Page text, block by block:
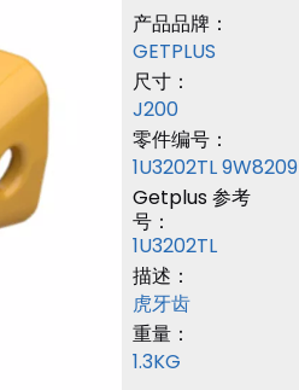
产品品牌：
GETPLUS
尺寸：
J200
零件编号：
1U3202TL 9W8209
Getplus 参考
号：
1U3202TL
描述：
虎牙齿
重量：
1.3KG